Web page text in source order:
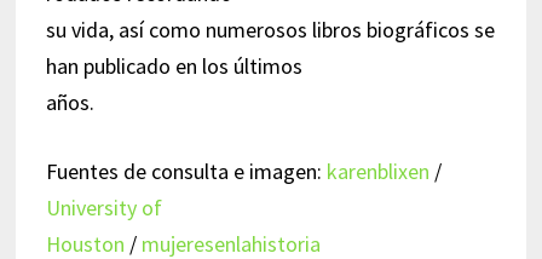
su vida, así como numerosos libros biográficos se
han publicado en los últimos
años.
Fuentes de consulta e imagen: karenblixen /
University of
Houston / mujeresenlahistoria